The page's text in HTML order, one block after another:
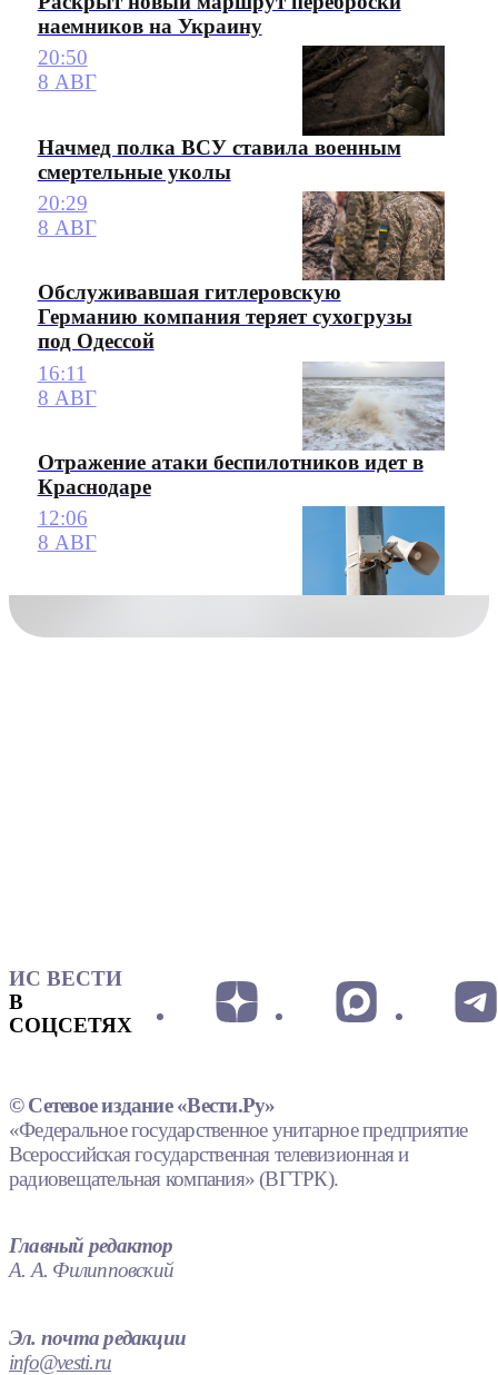
наемников на Украину
20:50
8 АВГ
Начмед полка ВСУ ставила военным
смертельные уколы
20:29
8 АВГ
Обслуживавшая гитлеровскую
Германию компания теряет сухогрузы
под Одессой
16:11
8 АВГ
Отражение атаки беспилотников идет в
Краснодаре
12:06
8 АВГ
ИС ВЕСТИ
В
СОЦСЕТЯХ
© Сетевое издание «Вести.Ру»
«Федеральное государственное унитарное предприятие
Всероссийская государственная телевизионная и
радиовещательная компания» (ВГТРК).
Главный редактор
А. А. Филипповский
Эл. почта редакции
info@vesti.ru